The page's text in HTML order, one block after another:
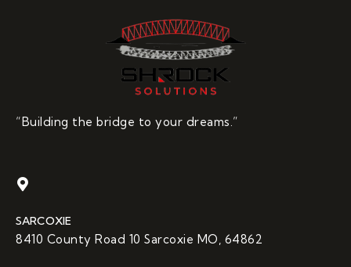
“Building the bridge to your dreams.”
SARCOXIE
8410 County Road 10 Sarcoxie MO, 64862